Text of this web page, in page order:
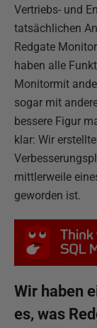
Vertriebs- und
tatsächlichen
Redgate
haben alle
Monitormit
sogar mit
bessere Figur
klar: Wir
mittlerweile
geworden ist.
Wir haben
es, was